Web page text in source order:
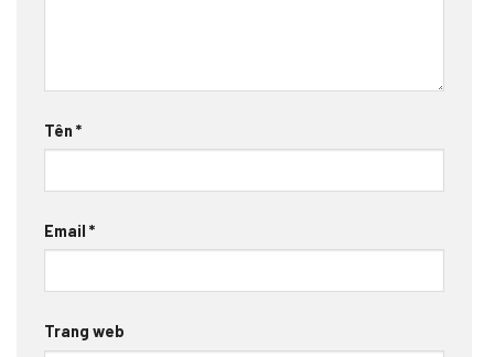
Tên *
Email *
Trang web